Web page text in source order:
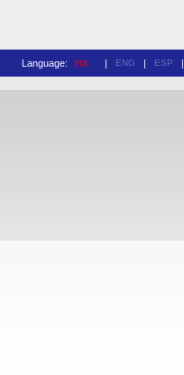
Language: ITA | ENG | ESP |